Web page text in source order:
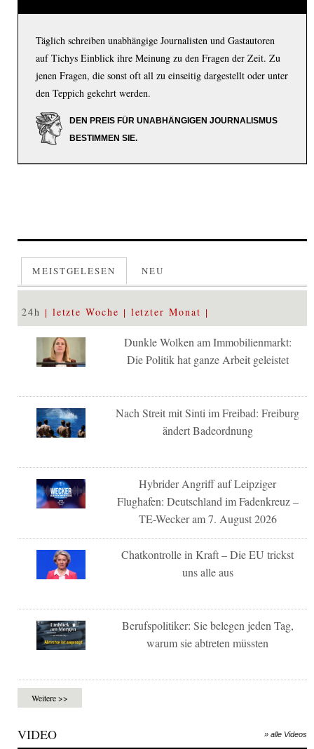
Täglich schreiben unabhängige Journalisten und Gastautoren
auf Tichys Einblick ihre Meinung zu den Fragen der Zeit. Zu
jenen Fragen, die sonst oft all zu einseitig dargestellt oder unter
den Teppich gekehrt werden.
DEN PREIS FÜR UNABHÄNGIGEN JOURNALISMUS
BESTIMMEN SIE.
MEISTGELESEN NEU
24h letzte Woche letzter Monat
Dunkle Wolken am Immobilienmarkt:
Die Politik hat ganze Arbeit geleistet
Nach Streit mit Sinti im Freibad: Freiburg
ändert Badeordnung
Hybrider Angriff auf Leipziger
Flughafen: Deutschland im Fadenkreuz –
TE-Wecker am 7. August 2026
Chatkontrolle in Kraft – Die EU trickst
uns alle aus
Berufspolitiker: Sie belegen jeden Tag,
warum sie abtreten müssten
Weitere >>
VIDEO » alle Videos